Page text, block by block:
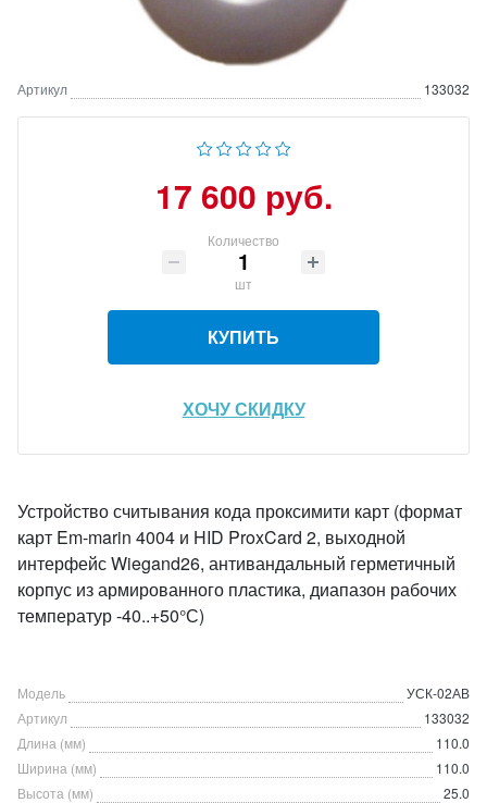
Артикул 133032
17 600 руб.
Количество
шт
КУПИТЬ
ХОЧУ СКИДКУ
Устройство считывания кода проксимити карт (формат
карт Em-marin 4004 и HID ProxCard 2, выходной
интерфейс Wiegand26, антивандальный герметичный
корпус из армированного пластика, диапазон рабочих
температур -40..+50°С)
Модель
УСК-02АВ
Артикул
133032
Длина (мм)
110.0
Ширина (мм)
110.0
Высота (мм)
25.0